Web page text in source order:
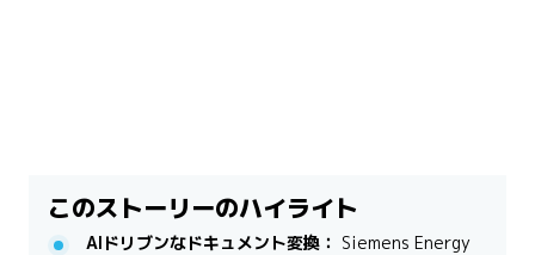
このストーリーのハイライト
AIドリブンなドキュメント変換： Siemens Energy